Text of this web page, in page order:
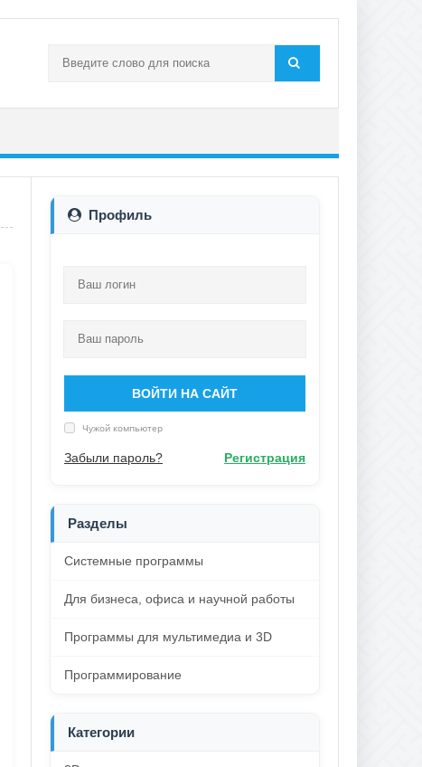
Профиль
ВОЙТИ НА САЙТ
Чужой компьютер
Забыли пароль? Регистрация
Разделы
Системные программы
Для бизнеса, офиса и научной работы
Программы для мультимедиа и 3D
Программирование
Категории